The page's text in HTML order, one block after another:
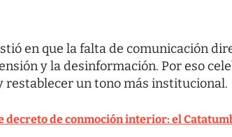
en que la falta de comunicación
y la desinformación. Por eso
un tono más institucional.
decreto de conmoción interior: el